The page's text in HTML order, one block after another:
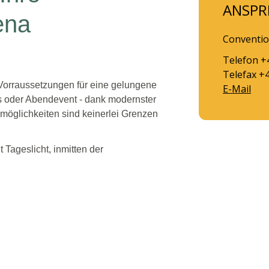
für eine gelungene
Abendevent - dank modernster
sind keinerlei Grenzen
Tageslicht, inmitten der
Telefon
Telefax
E-Mail